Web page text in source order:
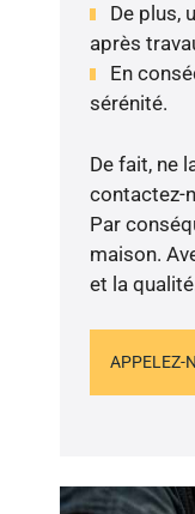
De plus,
après
En
sérénité.
De fait, ne
contactez-
Par
maison.
et la
APPELEZ-